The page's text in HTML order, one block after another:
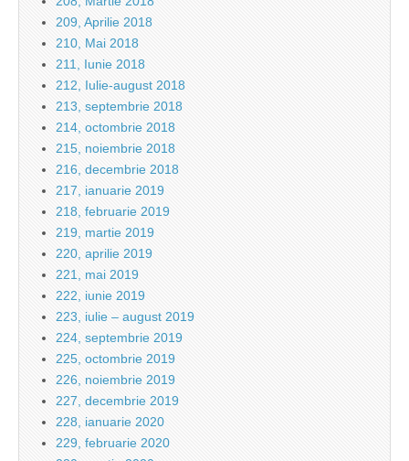
209, Aprilie 2018
210, Mai 2018
211, Iunie 2018
212, Iulie-august 2018
213, septembrie 2018
214, octombrie 2018
215, noiembrie 2018
216, decembrie 2018
217, ianuarie 2019
218, februarie 2019
219, martie 2019
220, aprilie 2019
221, mai 2019
222, iunie 2019
223, iulie – august 2019
224, septembrie 2019
225, octombrie 2019
226, noiembrie 2019
227, decembrie 2019
228, ianuarie 2020
229, februarie 2020